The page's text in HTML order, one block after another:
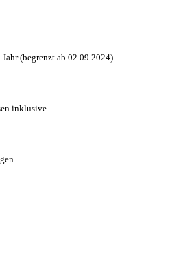
(begrenzt ab 02.09.2024)
inklusive.